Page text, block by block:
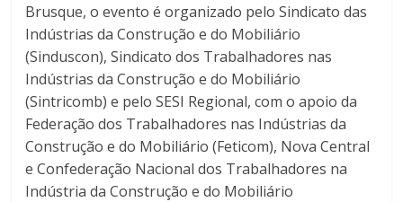
Brusque, o evento é organizado pelo Sindicato das
Indústrias da Construção e do Mobiliário
(Sinduscon), Sindicato dos Trabalhadores nas
Indústrias da Construção e do Mobiliário
(Sintricomb) e pelo SESI Regional, com o apoio da
Federação dos Trabalhadores nas Indústrias da
Construção e do Mobiliário (Feticom), Nova Central
e Confederação Nacional dos Trabalhadores na
Indústria da Construção e do Mobiliário